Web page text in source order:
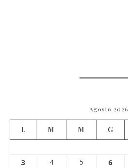
Agosto 2026
L M M G
3 4 5 6